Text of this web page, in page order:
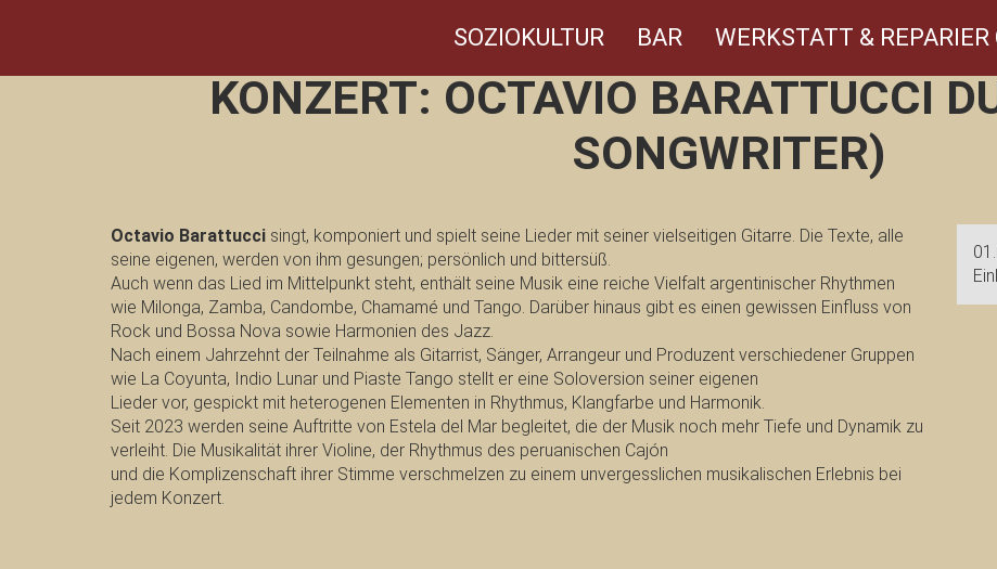
SOZIOKULTUR BAR WERKSTATT & REPARIER
KONZERT: OCTAVIO BARATTUCCI
SONGWRITER)
Octavio Barattucci singt, komponiert und spielt seine Lieder mit seiner vielseitigen Gitarre. Die Texte, alle
seine eigenen, werden von ihm gesungen; persönlich und bittersüß.
Auch wenn das Lied im Mittelpunkt steht, enthält seine Musik eine reiche Vielfalt argentinischer Rhythmen
wie Milonga, Zamba, Candombe, Chamamé und Tango. Darüber hinaus gibt es einen gewissen Einfluss von
Rock und Bossa Nova sowie Harmonien des Jazz.
Nach einem Jahrzehnt der Teilnahme als Gitarrist, Sänger, Arrangeur und Produzent verschiedener Gruppen
wie La Coyunta, Indio Lunar und Piaste Tango stellt er eine Soloversion seiner eigenen
Lieder vor, gespickt mit heterogenen Elementen in Rhythmus, Klangfarbe und Harmonik.
Seit 2023 werden seine Auftritte von Estela del Mar begleitet, die der Musik noch mehr Tiefe und Dynamik zu
verleiht. Die Musikalität ihrer Violine, der Rhythmus des peruanischen Cajón
und die Komplizenschaft ihrer Stimme verschmelzen zu einem unvergesslichen musikalischen Erlebnis bei
jedem Konzert.